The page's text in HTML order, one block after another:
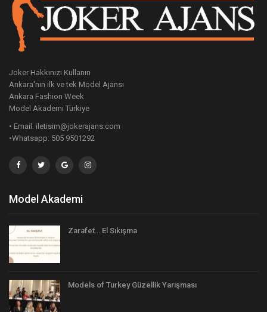
Joker Hakkınızı Kullanın
Ankara'nın ilk ve tek Model Ajansı
Ankara Fashion Week
Model Akademi Türkiye
• Email: iletisim@jokerajans.com
•Whatsapp: 505 9501292
Model Akademi
Zarafet… El Sıkışma
Models of Turkey Güzellik Yarışması